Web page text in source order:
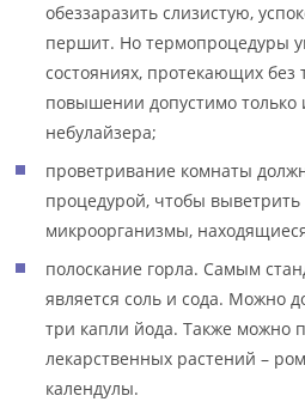
обеззаразить слизистую,
першит. Но термопроцедуры
состояниях, протекающих
повышении допустимо только
небулайзера;
проветривание комнаты
процедурой, чтобы
микроорганизмы,
полоскание горла. Самым
является соль и сода. Можно
три капли йода. Также можно
лекарственных растений –
календулы.